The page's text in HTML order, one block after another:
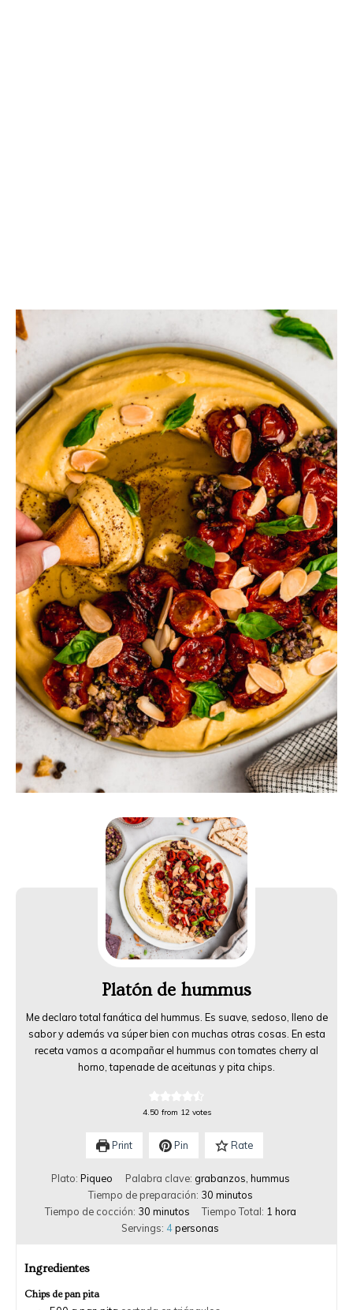
Platón de hummus
Me declaro total fanática del hummus. Es suave, sedoso, lleno de
sabor y además va súper bien con muchas otras cosas. En esta
receta vamos a acompañar el hummus con tomates cherry al
horno, tapenade de aceitunas y pita chips.
4.50 from 12votes
Print Pin Rate
Plato:Piqueo Palabra clave: grabanzos, hummus
Tiempo de preparación: 30 minutos
Tiempo de cocción: 30 minutos Tiempo Total: 1 hora
Servings: 4 personas
Ingredientes
Chips de pan pita